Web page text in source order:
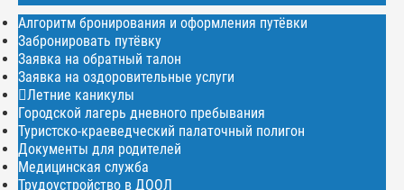
Алгоритм бронирования и оформления путёвки
Забронировать путёвку
Заявка на обратный талон
Заявка на оздоровительные услуги
Летние каникулы
Городской лагерь дневного пребывания
Туристско-краеведческий палаточный полигон
Документы для родителей
Медицинская служба
Трудоустройство в ДООЛ